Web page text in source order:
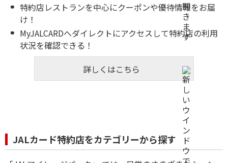
特約店レストランを中心にクーポンや優待情報をお届
け！
MyJALCARDへダイレクトにアクセスして特約店の利用
状況を確認できる！
詳しくはこちら
JALカード特約店をカテゴリーから探す